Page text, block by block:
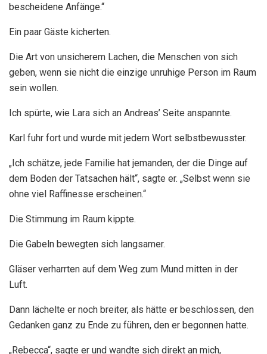
bescheidene Anfänge.“
Ein paar Gäste kicherten.
Die Art von unsicherem Lachen, die Menschen von sich
geben, wenn sie nicht die einzige unruhige Person im Raum
sein wollen.
Ich spürte, wie Lara sich an Andreas’ Seite anspannte.
Karl fuhr fort und wurde mit jedem Wort selbstbewusster.
„Ich schätze, jede Familie hat jemanden, der die Dinge auf
dem Boden der Tatsachen hält“, sagte er. „Selbst wenn sie
ohne viel Raffinesse erscheinen.“
Die Stimmung im Raum kippte.
Die Gabeln bewegten sich langsamer.
Gläser verharrten auf dem Weg zum Mund mitten in der
Luft.
Dann lächelte er noch breiter, als hätte er beschlossen, den
Gedanken ganz zu Ende zu führen, den er begonnen hatte.
„Rebecca“, sagte er und wandte sich direkt an mich,